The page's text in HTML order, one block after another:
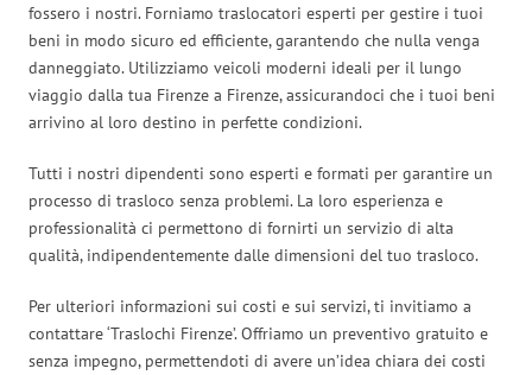
fossero i nostri. Forniamo traslocatori esperti per gestire i tuoi
beni in modo sicuro ed efficiente, garantendo che nulla venga
danneggiato. Utilizziamo veicoli moderni ideali per il lungo
viaggio dalla tua Firenze a Firenze, assicurandoci che i tuoi beni
arrivino al loro destino in perfette condizioni.
Tutti i nostri dipendenti sono esperti e formati per garantire un
processo di trasloco senza problemi. La loro esperienza e
professionalità ci permettono di fornirti un servizio di alta
qualità, indipendentemente dalle dimensioni del tuo trasloco.
Per ulteriori informazioni sui costi e sui servizi, ti invitiamo a
contattare ‘Traslochi Firenze’. Offriamo un preventivo gratuito e
senza impegno, permettendoti di avere un’idea chiara dei costi